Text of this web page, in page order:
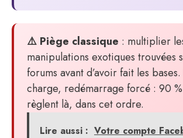
⚠️ Piège classique : multiplier
manipulations exotiques trouvées
forums avant d’avoir fait les
charge, redémarrage forcé : 90
règlent là, dans cet ordre.
Lire aussi : Votre compte